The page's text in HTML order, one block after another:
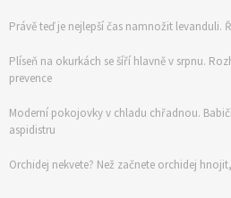
Právě teď je nejlepší čas namnožit levanduli.
Plíseň na okurkách se šíří hlavně v srpnu.
prevence
Moderní pokojovky v chladu chřadnou.
aspidistru
Orchidej nekvete? Než začnete orchidej